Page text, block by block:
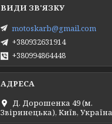
motoskarb@gmail.com
+380932631914
+380994864448
Д. Дорошенка 49 (м.
Звіринецька), Київ, Україна